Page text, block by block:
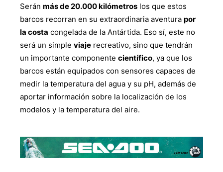
Serán más de 20.000 kilómetros los que estos
barcos recorran en su extraordinaria aventura por
la costa congelada de la Antártida. Eso sí, este no
será un simple viaje recreativo, sino que tendrán
un importante componente científico, ya que los
barcos están equipados con sensores capaces de
medir la temperatura del agua y su pH, además de
aportar información sobre la localización de los
modelos y la temperatura del aire.